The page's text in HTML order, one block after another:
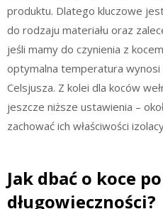
produktu. Dlatego kluczowe
do rodzaju materiału oraz
jeśli mamy do czynienia z
optymalna temperatura wynosi
Celsjusza. Z kolei dla koców
jeszcze niższe ustawienia –
zachować ich właściwości
Jak dbać o koce
długowieczności?